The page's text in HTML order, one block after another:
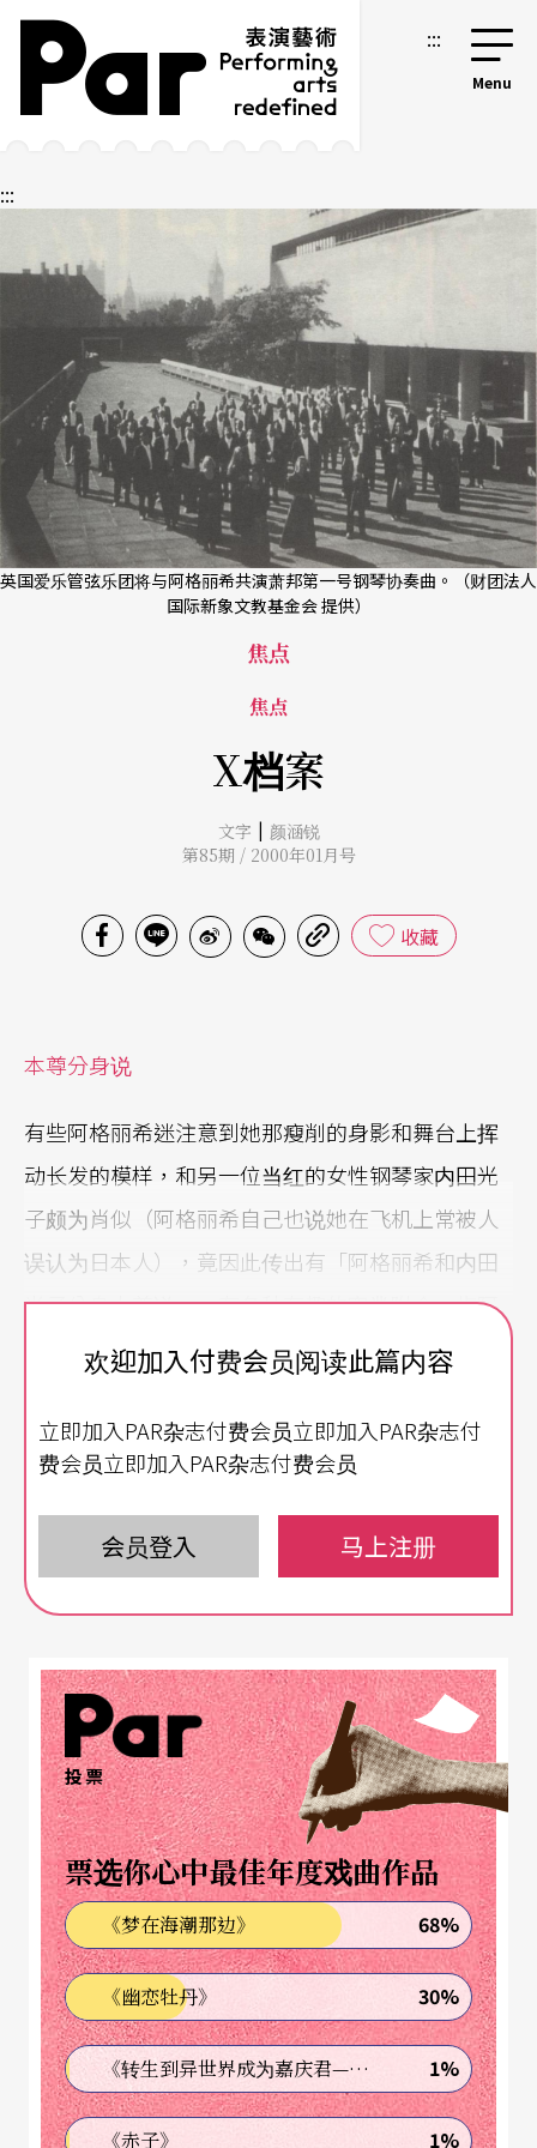
跳到主要内容区块
网站导览 :::
:::
英国爱乐管弦乐团将与阿格丽希共演萧邦第一号钢琴协奏曲。（财团法人
国际新象文教基金会 提供）
焦点
焦点
X档案
文字 | 颜涵锐
第85期 / 2000年01月号
收藏
本尊分身说
有些阿格丽希迷注意到她那瘦削的身影和舞台上挥
动长发的模样，和另一位当红的女性钢琴家内田光
子颇为肖似（阿格丽希自己也说她在飞机上常被人
误认为日本人），竟因此传出有「阿格丽希和内田
光子分身本尊说」，有各种有趣的穿凿附会，指阿
格丽希是两个不同宇宙空间中穿梭的同一人，所以
本应不同时空的分身一旦不小心碰在一起，那时空
就会产生扭曲，造成核子爆炸一般的反应，地球会
因此产生核融合而毁灭。还有一种说法是，阿格丽
希有次到日本去旅行，竟因此搭不上回另一时空的
班机，就此流落在东京街头，无以维生，只好从事
能还是派得上用场，因为她有最快的手指，可以一
分钟敲打一百六十个字，又兼懂英文、西班牙文、
德文和义大利文，是最好的秘书材料……。
傅聪谈阿格丽希
傅聪与阿格丽希的一段浪漫过往，是乐坛传颂多年
的美事。傅聪在应新象之邀的餐会上，谈到了许多
往事。他们一九六一年初识于纽约，这时正好就是
阿格丽希不练琴的那三年间。傅聪谈到两人在阿斯
肯纳西（Stefan As-kenase）八十大寿时，以拉威
尔的《鹅妈妈》组曲和莫札特双钢琴奏鸣曲为大师
欢迎加入付费会员阅读此篇内容
立即加入PAR杂志付费会员立即加入PAR杂志付
费会员立即加入PAR杂志付费会员
会员登入 马上注册
投票
票选你心中最佳年度戏曲作品
《梦在海潮那边》 68%
《幽恋牡丹》 30%
《转生到异世界成为嘉庆君—发现我的祖先是诈骗集团!?》 1%
《赤子》 1%